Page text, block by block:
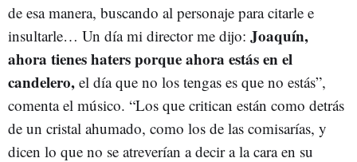
de esa manera, buscando al personaje para citarle e
insultarle… Un día mi director me dijo: Joaquín,
ahora tienes haters porque ahora estás en el
candelero, el día que no los tengas es que no estás”,
comenta el músico. “Los que critican están como detrás
de un cristal ahumado, como los de las comisarías, y
dicen lo que no se atreverían a decir a la cara en su